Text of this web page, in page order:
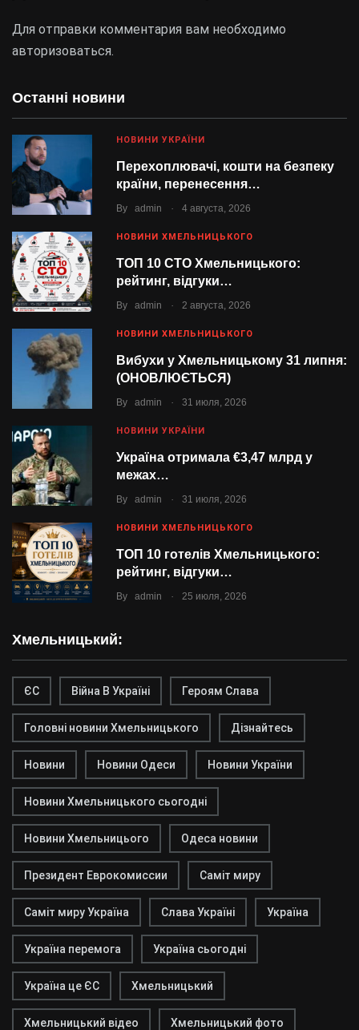
Останні новини
НОВИНИ УКРАЇНИ
Перехоплювачі, кошти на безпеку
країни, перенесення…
By admin 4 августа, 2026
НОВИНИ ХМЕЛЬНИЦЬКОГО
ТОП 10 СТО Хмельницького:
рейтинг, відгуки…
By admin 2 августа, 2026
НОВИНИ ХМЕЛЬНИЦЬКОГО
Вибухи у Хмельницькому 31 липня:
(ОНОВЛЮЄТЬСЯ)
By admin 31 июля, 2026
НОВИНИ УКРАЇНИ
Україна отримала €3,47 млрд у
межах…
By admin 31 июля, 2026
НОВИНИ ХМЕЛЬНИЦЬКОГО
ТОП 10 готелів Хмельницького:
рейтинг, відгуки…
By admin 25 июля, 2026
Хмельницький:
ЄС Війна В Україні Героям Слава
Головні новини Хмельницького Дізнайтесь
Новини Новини Одеси Новини України
Новини Хмельницького сьогодні
Новини Хмельницього Одеса новини
Президент Еврокомиссии Саміт миру
Саміт миру Україна Слава Україні Україна
Україна перемога Україна сьогодні
Україна це ЄС Хмельницький
Хмельницький відео Хмельницький фото
Для отправки комментария вам необходимо
авторизоваться.